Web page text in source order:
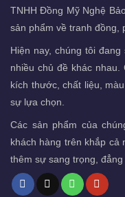
TNHH Đồng Mỹ Nghệ
sản phẩm về tranh đồng,
Hiện nay, chúng tôi
nhiều chủ đề khác
kích thước, chất liệu,
sự lựa chọn.
Các sản phẩm của
khách hàng trên khắp cả
thêm sự sang trọng,